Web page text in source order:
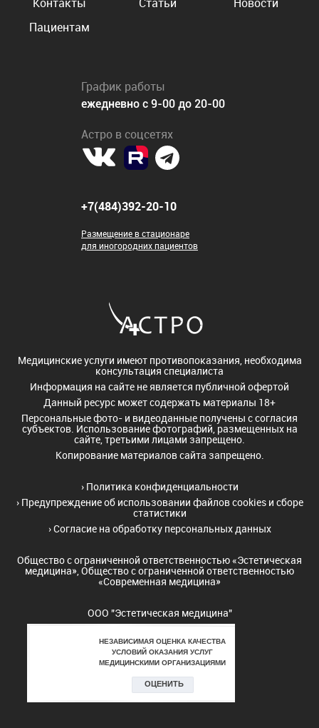
Пациентам
График работы
ежедневно с 9-00 до 20-00
Астро в соцсетях
+7(484)392-20-10
Размещение в стационаре
для иногородних пациентов
Медицинские услуги имеют противопоказания, необходима
консультация специалиста
Информация на сайте не является публичной офертой
Данный ресурс может содержать материалы 18+
Персональные фото- и видеоданные получены с согласия
субъектов. Использование фотографий, размещенных на
сайте, третьими лицами запрещено.
Копирование материалов сайта запрещено.
› Политика конфиденциальности
› Предупреждение об использовании файлов cookies и сборе
статистики
›Согласие на обработку персональных данных
Общество с ограниченной ответственностью «Эстетическая
медицина», Общество с ограниченной ответственностью
«Современная медицина»
ООО "Эстетическая медицина"